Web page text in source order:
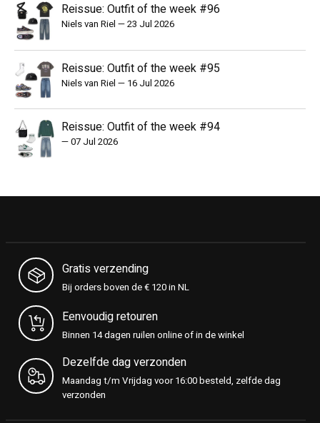
Reissue: Outfit of the week #96
Niels van Riel —23 Jul 2026
Reissue: Outfit of the week #95
Niels van Riel — 16 Jul 2026
Reissue: Outfit of the week #94
—07 Jul 2026
Gratis verzending
Bij orders boven de € 120 in NL
Eenvoudig retouren
Binnen 14 dagen ruilen online of in de winkel
Dezelfde dag verzonden
Maandag t/m Vrijdag voor 16:00 besteld, zelfde dag
verzonden